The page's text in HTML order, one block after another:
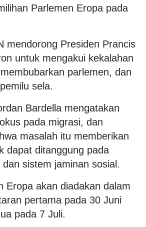
Parlemen Eropa pada
mendorong Presiden Prancis
untuk mengakui kekalahan
parlemen, dan
sela.
Bardella mengatakan
pada migrasi, dan
masalah itu memberikan
dapat ditanggung pada
dan sistem jaminan sosial.
Eropa akan diadakan dalam
pertama pada 30 Juni
pada 7 Juli.